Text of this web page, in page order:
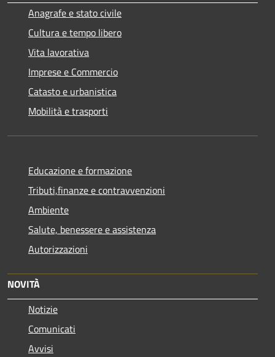
Anagrafe e stato civile
Cultura e tempo libero
Vita lavorativa
Imprese e Commercio
Catasto e urbanistica
Mobilità e trasporti
Educazione e formazione
Tributi,finanze e contravvenzioni
Ambiente
Salute, benessere e assistenza
Autorizzazioni
NOVITÀ
Notizie
Comunicati
Avvisi